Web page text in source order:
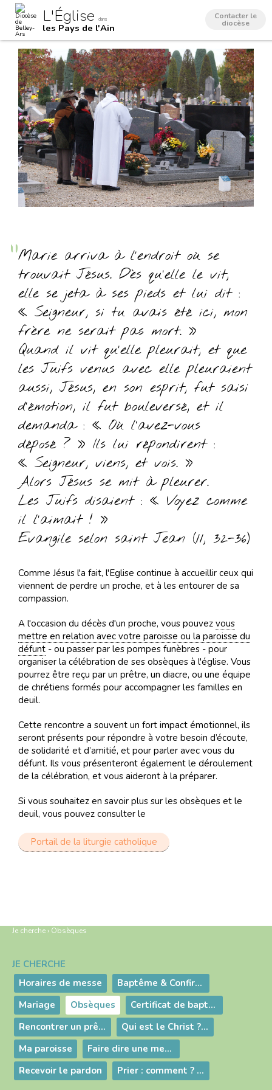
contenu.
navigation
Outils
personnels
L'Église dans
les Pays de l'Ain
Contacter le
diocèse
Marie arriva à l’endroit où se
trouvait Jésus. Dès qu’elle le vit,
elle se jeta à ses pieds et lui dit :
« Seigneur, si tu avais été ici, mon
frère ne serait pas mort. »
Quand il vit qu’elle pleurait, et que
les Juifs venus avec elle pleuraient
aussi, Jésus, en son esprit, fut saisi
d’émotion, il fut bouleversé, et il
demanda : « Où l’avez-vous
déposé ? » Ils lui répondirent :
« Seigneur, viens, et vois. »
Alors Jésus se mit à pleurer.
Les Juifs disaient : « Voyez comme
il l’aimait ! »
Evangile selon saint Jean (11, 32-36)
Comme Jésus l'a fait, l'Eglise continue à accueillir ceux qui
viennent de perdre un proche, et à les entourer de sa
compassion.
A l'occasion du décès d'un proche, vous pouvez vous
mettre en relation avec votre paroisse ou la paroisse du
défunt - ou passer par les pompes funèbres - pour
organiser la célébration de ses obsèques à l'église. Vous
pourrez être reçu par un prêtre, un diacre, ou une équipe
de chrétiens formés pour accompagner les familles en
deuil.
Cette rencontre a souvent un fort impact émotionnel, ils
seront présents pour répondre à votre besoin d’écoute,
de solidarité et d’amitié, et pour parler avec vous du
défunt. Ils vous présenteront également le déroulement
de la célébration, et vous aideront à la préparer.
Si vous souhaitez en savoir plus sur les obsèques et le
deuil, vous pouvez consulter le
Portail de la liturgie catholique
Je cherche › Obsèques
Navigation
JE CHERCHE
Horaires de messe
Baptême & Confirmation
Mariage
Obsèques
Certificat de baptême / Archives
Rencontrer un prêtre
Qui est le Christ ? Qu'est-ce que l'Eglise ?
Ma paroisse
Faire dire une messe
Recevoir le pardon
Prier : comment ? pourquoi ?